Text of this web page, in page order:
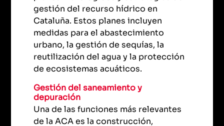
gestión del recurso hídrico en
Cataluña. Estos planes incluyen
medidas para el abastecimiento
urbano, la gestión de sequías, la
reutilización del agua y la protección
de ecosistemas acuáticos.
Gestión del saneamiento y
depuración
Una de las funciones más relevantes
de la ACA es la construcción,